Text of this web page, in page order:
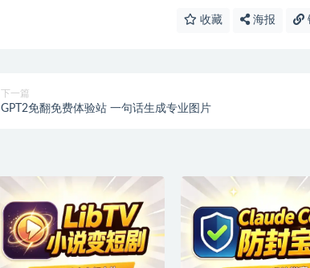
收藏 海报
下一篇
GPT2免翻免费体验站 一句话生成专业图片